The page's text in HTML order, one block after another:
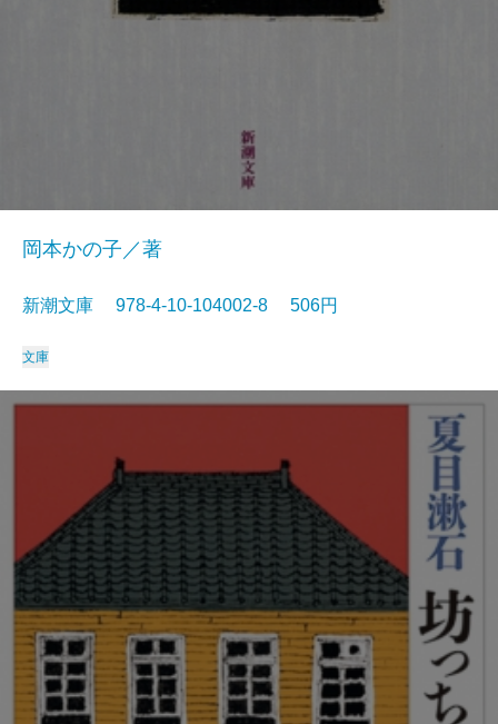
岡本かの子／著
新潮文庫 978-4-10-104002-8 506円
文庫